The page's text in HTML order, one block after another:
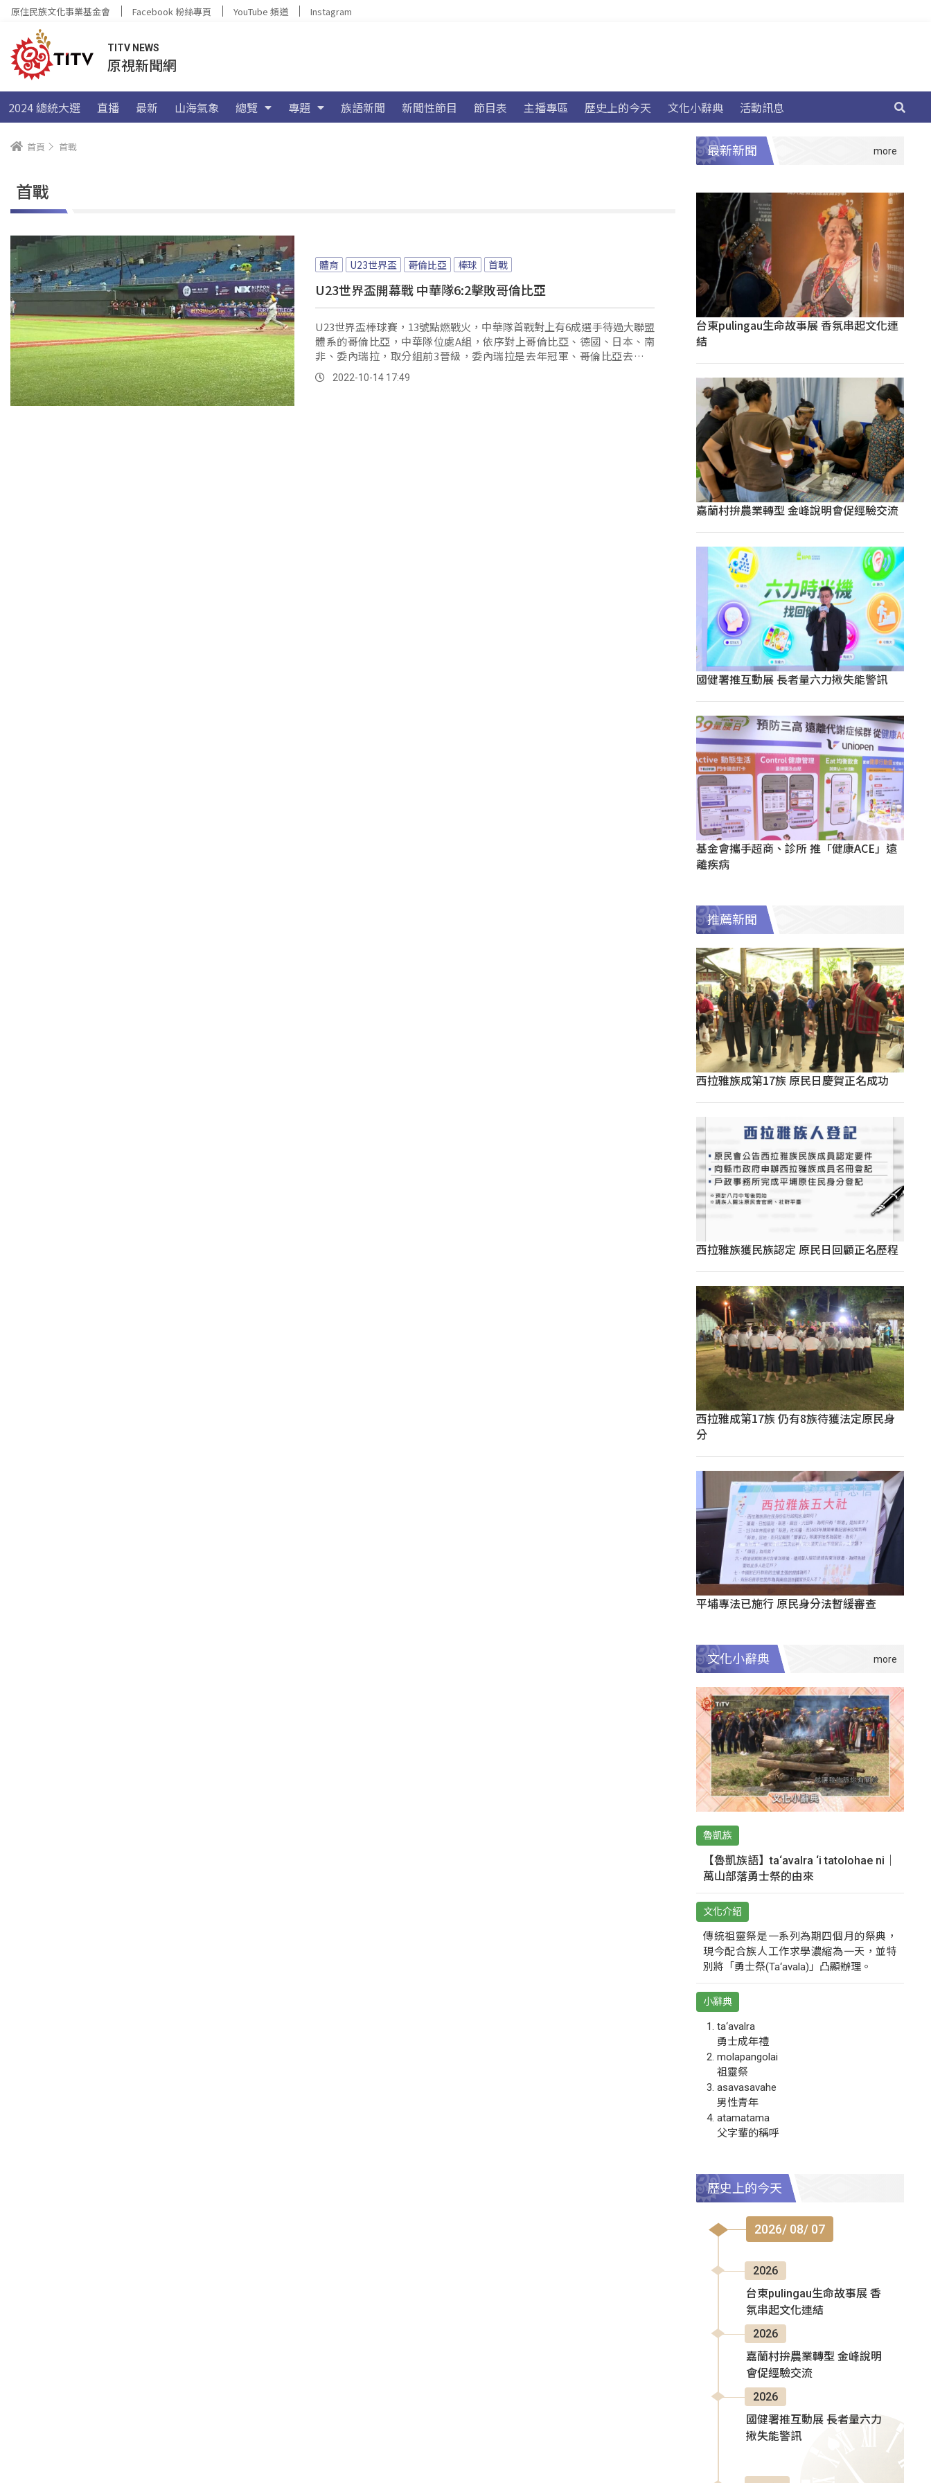
原住民族文化事業基金會 Facebook 粉絲專頁 YouTube 頻道 Instagram
TITV NEWS
原視新聞網
2024 總統大選 直播 最新 山海氣象 總覽 專題 族語新聞 新聞性節目 節目表 主播專區 歷史上的今天 文化小辭典 活動訊息
首頁 首戰
首戰
體育 U23世界盃 哥倫比亞 棒球 首戰
U23世界盃開幕戰 中華隊6:2擊敗哥倫比亞
U23世界盃棒球賽，13號點燃戰火，中華隊首戰對上有6成選手待過大聯盟
體系的哥倫比亞，中華隊位處A組，依序對上哥倫比亞、德國、日本、南
非、委內瑞拉，取分組前3晉級，委內瑞拉是去年冠軍、哥倫比亞去年季
軍...。2022-10-14 17:49
最新新聞
台東pulingau生命故事展 香氛串起文化連
結
嘉蘭村拚農業轉型 金峰說明會促經驗交流
國健署推互動展 長者量六力揪失能警訊
基金會攜手超商、診所 推「健康ACE」遠
離疾病
推薦新聞
西拉雅族成第17族 原民日慶賀正名成功
西拉雅族獲民族認定 原民日回顧正名歷程
西拉雅成第17族 仍有8族待獲法定原民身
分
平埔專法已施行 原民身分法暫緩審查
文化小辭典
魯凱族
【魯凱族語】ta‘avalra ‘i tatolohae ni｜
萬山部落勇士祭的由來
文化介紹
傳統祖靈祭是一系列為期四個月的祭典，
現今配合族人工作求學濃縮為一天，並特
別將「勇士祭(Ta‘avala)」凸顯辦理。
小辭典
ta‘avalra
勇士成年禮
molapangolai
祖靈祭
asavasavahe
男性青年
atamatama
父字輩的稱呼
歷史上的今天
2026/ 08/ 07
2026
台東pulingau生命故事展 香
氛串起文化連結
2026
嘉蘭村拚農業轉型 金峰說明
會促經驗交流
2026
國健署推互動展 長者量六力
揪失能警訊